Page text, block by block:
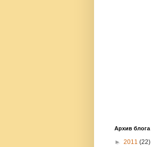
Архив блога
► 2011 (22)